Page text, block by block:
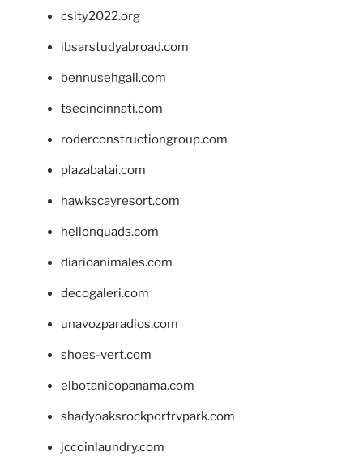
csity2022.org
ibsarstudyabroad.com
bennusehgall.com
tsecincinnati.com
roderconstructiongroup.com
plazabatai.com
hawkscayresort.com
hellonquads.com
diarioanimales.com
decogaleri.com
unavozparadios.com
shoes-vert.com
elbotanicopanama.com
shadyoaksrockportrvpark.com
jccoinlaundry.com